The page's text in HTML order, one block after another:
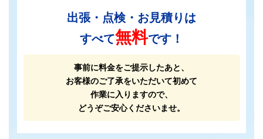
出張・点検・お見積りは
すべて無料です！
事前に料金をご提示したあと、
お客様のご了承をいただいて初めて
作業に入りますので、
どうぞご安心くださいませ。